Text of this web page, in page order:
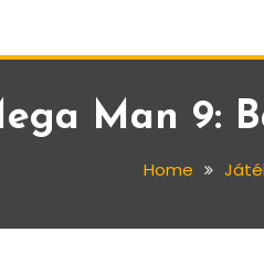
Man 9:
Home